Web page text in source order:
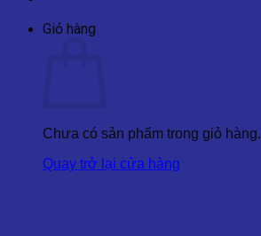
Giỏ hàng
Chưa có sản phẩm trong giỏ hàng.
Quay trở lại cửa hàng